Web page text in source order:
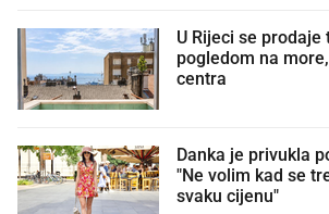
U Rijeci se
pogledom na
centra
Danka je privukla
"Ne volim kad se
svaku cijenu"